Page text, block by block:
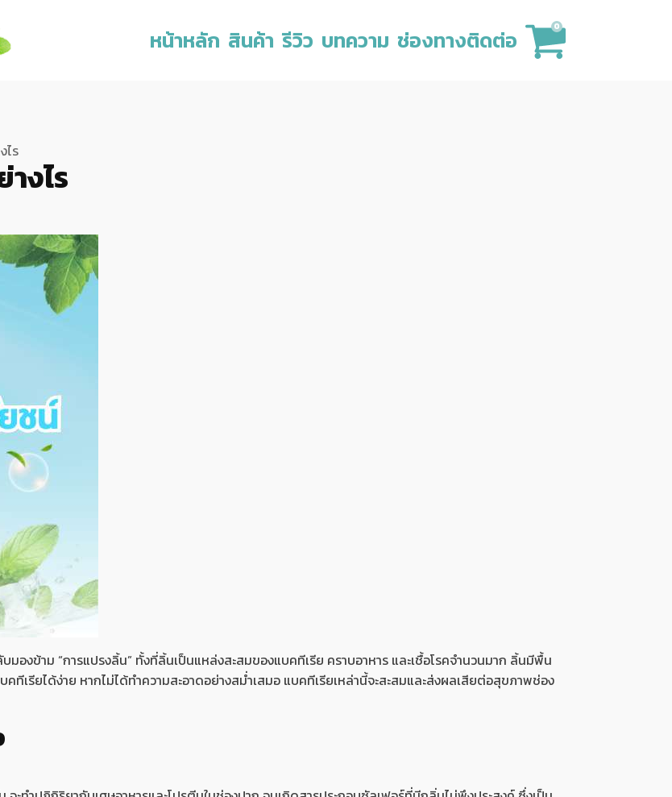
หน้าหลัก สินค้า รีวิว บทความ ช่องทางติดต่อ 0
ไร
งไร
งข้าม “การแปรงลิ้น” ทั้งที่ลิ้นเป็นแหล่งสะสมของแบคทีเรีย คราบอาหาร และเชื้อโรคจำนวนมาก ลิ้นมีพื้น
ทีเรียได้ง่าย หากไม่ได้ทำความสะอาดอย่างสม่ำเสมอ แบคทีเรียเหล่านี้จะสะสมและส่งผลเสียต่อสุขภาพช่อง